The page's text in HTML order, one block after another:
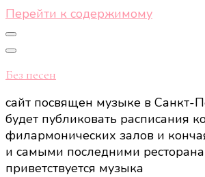
Перейти к содержимому
Без песен
сайт посвящен музыке в Санкт-
будет публиковать расписания
филармонических залов и
и самыми последними
приветствуется музыка